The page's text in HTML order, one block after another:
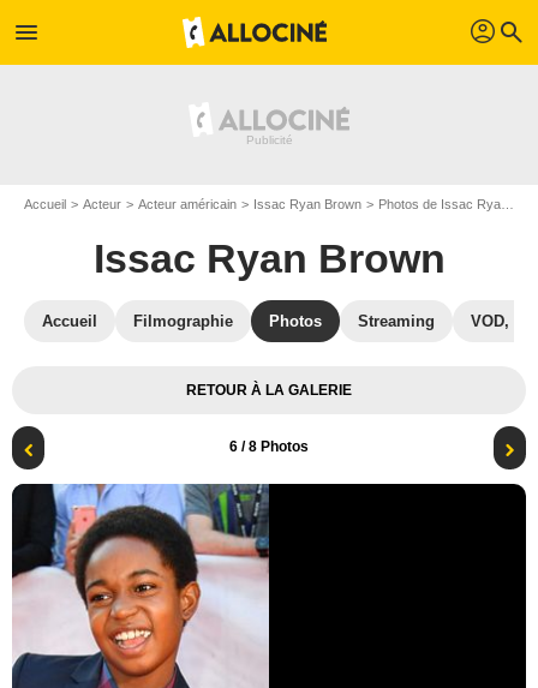
menu profil search
Accueil Acteur Acteur américain Issac Ryan Brown Photos de Issac Ryan Brown
Issac Ryan Brown
Accueil Filmographie Photos Streaming VOD,
RETOUR À LA GALERIE
6 / 8 Photos